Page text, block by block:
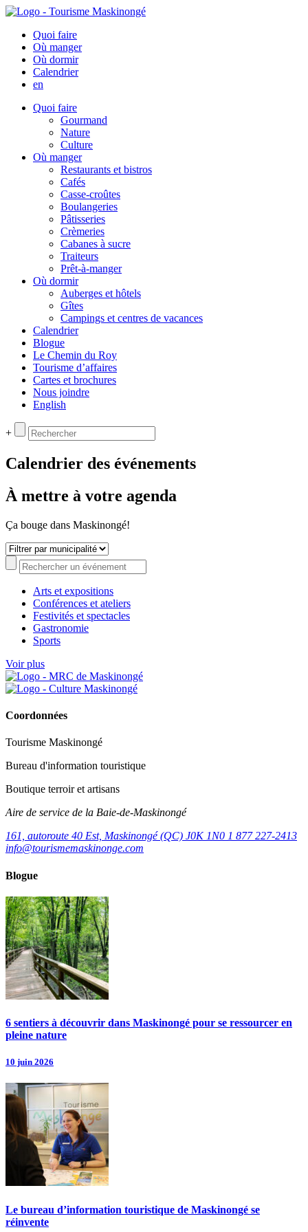
Quoi faire
Où manger
Où dormir
Calendrier
en
Quoi faire
Gourmand
Nature
Culture
Où manger
Restaurants et bistros
Cafés
Casse-croûtes
Boulangeries
Pâtisseries
Crèmeries
Cabanes à sucre
Traiteurs
Prêt-à-manger
Où dormir
Auberges et hôtels
Gîtes
Campings et centres de vacances
Calendrier
Blogue
Le Chemin du Roy
Tourisme d’affaires
Cartes et brochures
Nous joindre
English
+
Calendrier des événements
À mettre à votre agenda
Ça bouge dans Maskinongé!
Arts et expositions
Conférences et ateliers
Festivités et spectacles
Gastronomie
Sports
Voir plus
Coordonnées
Tourisme Maskinongé
Bureau d'information touristique
Boutique terroir et artisans
Aire de service de la Baie-de-Maskinongé
161, autoroute 40 Est, Maskinongé (QC) J0K 1N0 1 877 227-2413
info@tourismemaskinonge.com
Blogue
6 sentiers à découvrir dans Maskinongé pour se ressourcer en
pleine nature
10 juin 2026
Le bureau d’information touristique de Maskinongé se
réinvente